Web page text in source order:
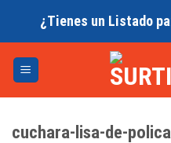
¿Tienes un Listado
cuchara-lisa-de-